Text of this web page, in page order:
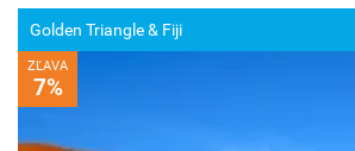
Golden Triangle & Fiji
ZĽAVA
7%